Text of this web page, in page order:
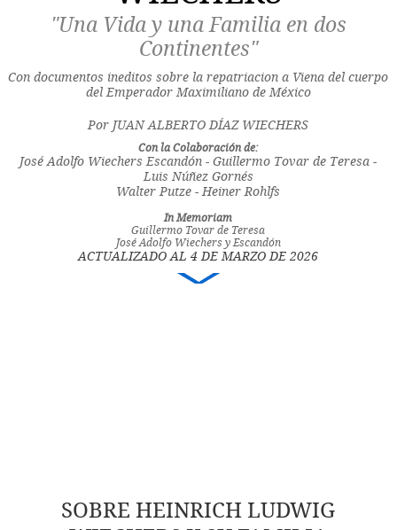
"Una Vida y una Familia en dos
Continentes"
Con documentos ineditos sobre la repatriacion a Viena del cuerpo
del Emperador Maximiliano de México
Por JUAN ALBERTO DÍAZ WIECHERS
Con la Colaboración de:
José Adolfo Wiechers Escandón - Guillermo Tovar de Teresa -
Luis Núñez Gornés
Walter Putze - Heiner Rohlfs
In Memoriam
Guillermo Tovar de Teresa
José Adolfo Wiechers y Escandón
ACTUALIZADO AL 4 DE MARZO DE 2026
SOBRE HEINRICH LUDWIG